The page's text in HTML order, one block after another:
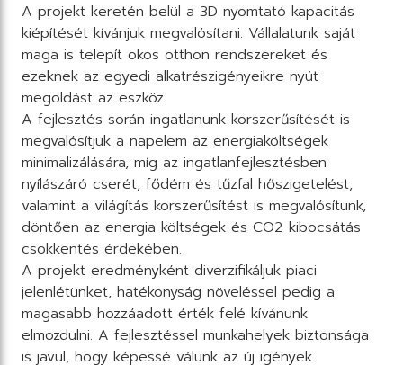
A projekt keretén belül a 3D nyomtató kapacitás
kiépítését kívánjuk megvalósítani. Vállalatunk saját
maga is telepít okos otthon rendszereket és
ezeknek az egyedi alkatrészigényeikre nyút
megoldást az eszköz.
A fejlesztés során ingatlanunk korszerűsítését is
megvalósítjuk a napelem az energiaköltségek
minimalizálására, míg az ingatlanfejlesztésben
nyílászáró cserét, fődém és tűzfal hőszigetelést,
valamint a világítás korszerűsítést is megvalósítunk,
döntően az energia költségek és CO2 kibocsátás
csökkentés érdekében.
A projekt eredményként diverzifikáljuk piaci
jelenlétünket, hatékonyság növeléssel pedig a
magasabb hozzáadott érték felé kívánunk
elmozdulni. A fejlesztéssel munkahelyek biztonsága
is javul, hogy képessé válunk az új igények